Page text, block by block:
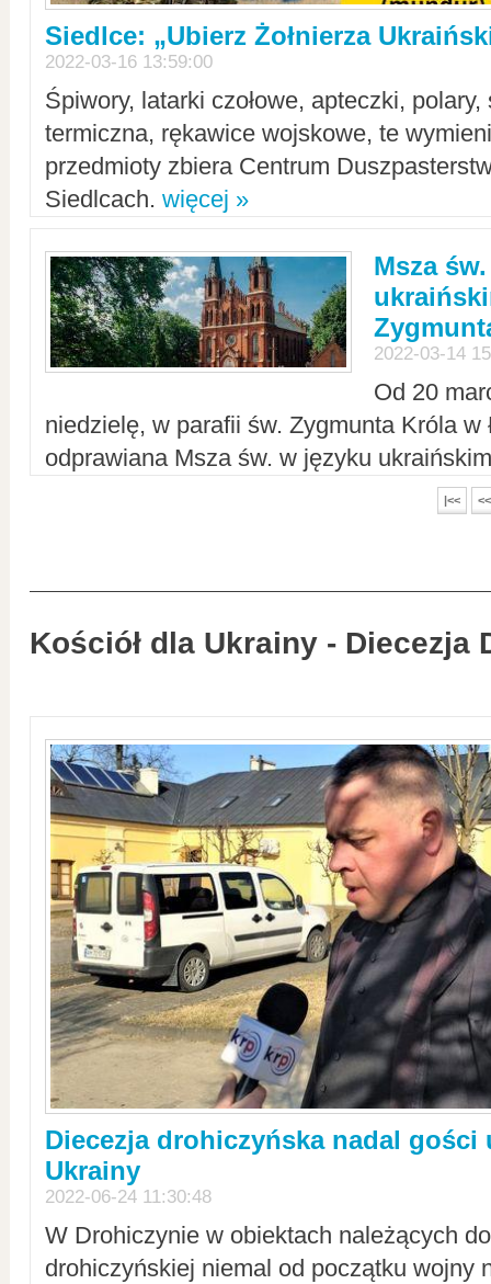
Siedlce: „Ubierz Żołnierza
2022-03-16 13:59:00
Śpiwory, latarki czołowe, apteczki,
termiczna, rękawice wojskowe, te
przedmioty zbiera Centrum
Siedlcach. więcej »
Msza
2022-03-14
Od 20
niedzielę, w parafii św. Zygmunta Króla w
odprawiana Msza św. w języku
|<< <<
Kościół dla Ukrainy - Diecezja
Diecezja drohiczyńska nadal gości
Ukrainy
2022-06-24 11:30:48
W Drohiczynie w obiektach należących
drohiczyńskiej niemal od początku wojny